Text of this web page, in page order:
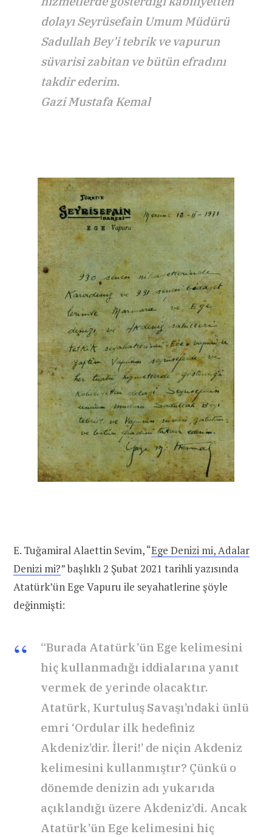
dolayı Seyrüsefain Umum Müdürü
Sadullah Bey’i tebrik ve vapurun
süvarisi zabitan ve bütün efradını
takdir ederim.
Gazi Mustafa Kemal
E. Tuğamiral Alaettin Sevim, “Ege Denizi mi, Adalar
Denizi mi?” başlıklı 2 Şubat 2021 tarihli yazısında
Atatürk’ün Ege Vapuru ile seyahatlerine şöyle
değinmişti:
“Burada Atatürk’ün Ege kelimesini
hiç kullanmadığı iddialarına yanıt
vermek de yerinde olacaktır.
Atatürk, Kurtuluş Savaşı’ndaki ünlü
emri ‘Ordular ilk hedefiniz
Akdeniz’dir. İleri!’ de niçin Akdeniz
kelimesini kullanmıştır? Çünkü o
dönemde denizin adı yukarıda
açıklandığı üzere Akdeniz’di. Ancak
Atatürk’ün Ege kelimesini hiç